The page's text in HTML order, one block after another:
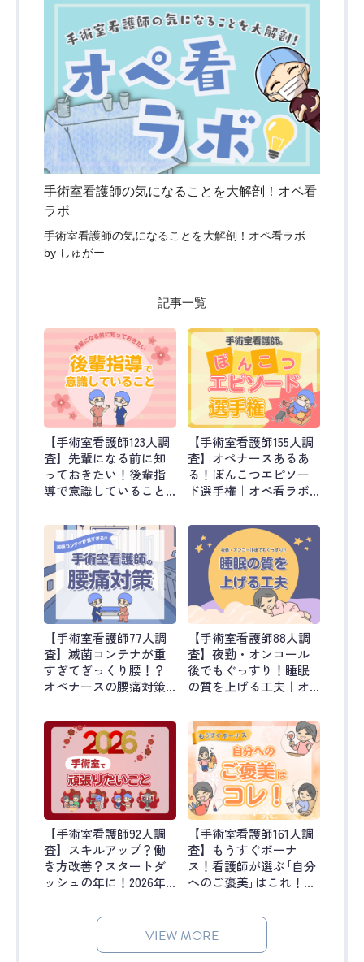
手術室看護師の気になることを大解剖！オペ看
ラボ
手術室看護師の気になることを大解剖！オペ看ラボ
by しゅがー
記事一覧
【手術室看護師123人調
査】先輩になる前に知
っておきたい！後輩指
導で意識していること
【手術室看護師155人調
査】オペナースあるあ
る！ぽんこつエピソー
ド選手権｜オペ看ラボ
【手術室看護師77人調
査】滅菌コンテナが重
すぎてぎっくり腰！？
オペナースの腰痛対策
【手術室看護師88人調
査】夜勤・オンコール
後でもぐっすり！睡眠
の質を上げる工夫｜オ
【手術室看護師92人調
査】スキルアップ？働
き方改善？スタートダ
ッシュの年に！2026年
こと｜オペ看ラボ #52
【手術室看護師161人調
査】もうすぐボーナ
ス！看護師が選ぶ｢自分
へのご褒美｣はこれ！｜
VIEW MORE